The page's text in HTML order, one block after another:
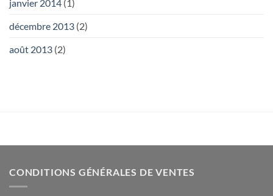
janvier 2014 (1)
décembre 2013 (2)
août 2013 (2)
CONDITIONS GÉNÉRALES DE VENTES